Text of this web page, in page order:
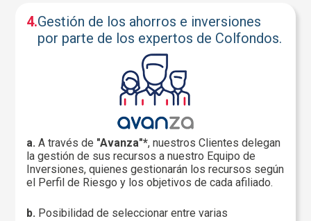
4.Gestión de los ahorros e inversiones
por parte de los expertos de Colfondos.
a. A través de "Avanza"*, nuestros Clientes delegan
la gestión de sus recursos a nuestro Equipo de
Inversiones, quienes gestionarán los recursos según
el Perfil de Riesgo y los objetivos de cada afiliado.
b. Posibilidad de seleccionar entre varias